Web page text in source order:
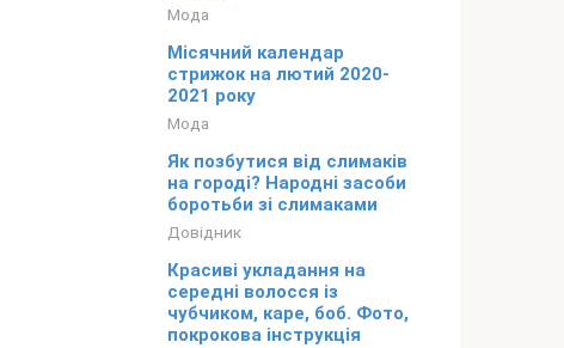
Мода
Місячний календар
стрижок на лютий 2020-
2021 року
Мода
Як позбутися від слимаків
на городі? Народні засоби
боротьби зі слимаками
Довідник
Красиві укладання на
середні волосся із
чубчиком, каре, боб. Фото,
покрокова інструкція